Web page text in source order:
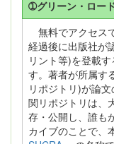
➀グリーン・ロー
無料でアクセス
経過後に出版社が
リント等)を登載
す。著者が所属す
リポジトリ)が論
関リポジトリは、
存・公開し、誰も
カイブのことで、